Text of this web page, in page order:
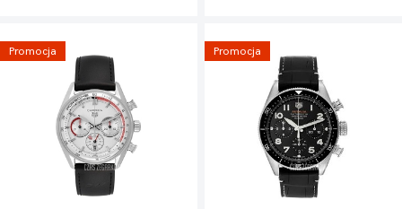
Promocja Promocja